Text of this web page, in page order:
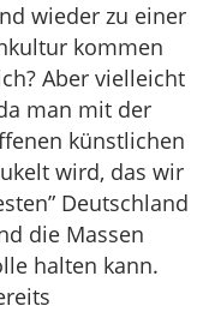
wieder zu einer
kommen
Aber vielleicht
man mit der
künstlichen
wird, das wir
Deutschland
die Massen
halten kann.